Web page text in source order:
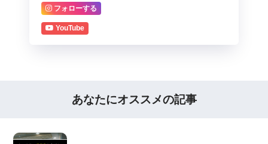
フォローする
YouTube
あなたにオススメの記事